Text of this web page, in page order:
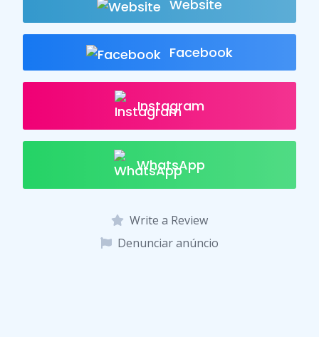
p Website
Facebook
Instagram
WhatsApp
Write a Review
Denunciar anúncio